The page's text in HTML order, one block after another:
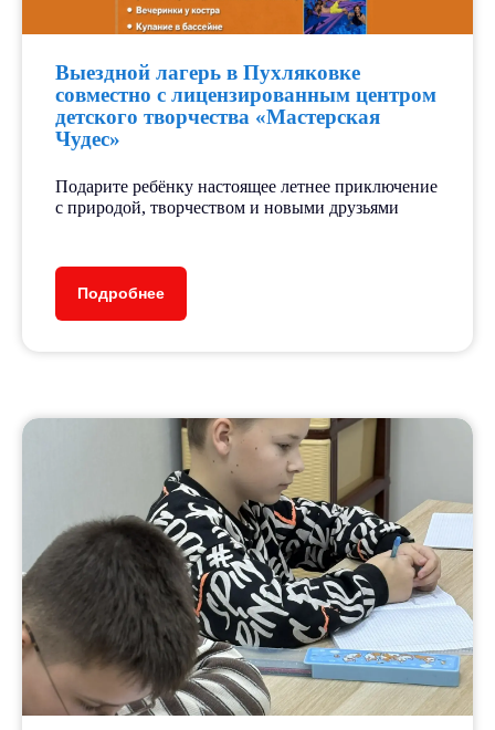
Выездной лагерь в Пухляковке
совместно с лицензированным центром
детского творчества «Мастерская
Чудес»
Подарите ребёнку настоящее летнее приключение
с природой, творчеством и новыми друзьями
Подробнее